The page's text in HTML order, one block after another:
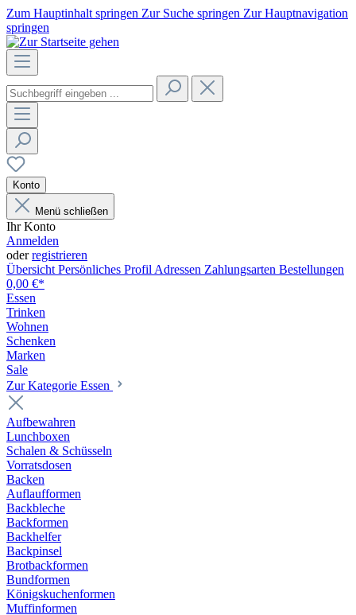
Zum Hauptinhalt springen Zur Suche springen Zur Hauptnavigation
springen
Konto
Menü schließen
Ihr Konto
Anmelden
oderregistrieren
Übersicht Persönliches Profil Adressen Zahlungsarten Bestellungen
0,00 €*
Essen
Trinken
Wohnen
Schenken
Marken
Sale
Zur Kategorie Essen
Aufbewahren
Lunchboxen
Schalen & Schüsseln
Vorratsdosen
Backen
Auflaufformen
Backbleche
Backformen
Backhelfer
Backpinsel
Brotbackformen
Bundformen
Königskuchenformen
Muffinformen